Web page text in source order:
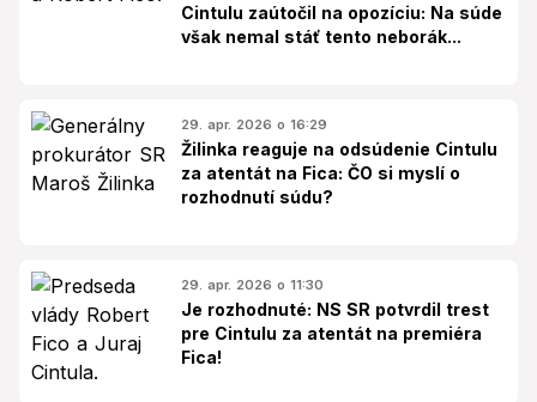
Cintulu zaútočil na opozíciu: Na súde
však nemal stáť tento neborák...
29. apr. 2026 o 16:29
Žilinka reaguje na odsúdenie Cintulu
za atentát na Fica: ČO si myslí o
rozhodnutí súdu?
29. apr. 2026 o 11:30
Je rozhodnuté: NS SR potvrdil trest
pre Cintulu za atentát na premiéra
Fica!